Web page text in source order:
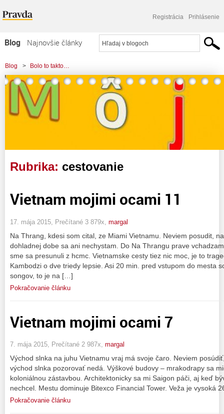
Registrácia Prihlásenie
Blog
Najnovšie články
Najčítanejšie články
Najkomentovanejšie články
Zoznam blogov
Komerčné blogy
Blog > Bolo to takto…
Rubrika: cestovanie
Vietnam mojimi ocami 11
17. mája 2015, Prečítané 3 879x, margal
Na Thrang, kdesi som cital, ze Miami Vietnamu. Neviem posudit,
dohladnej dobe sa ani nechystam. Do Na Thrangu prave
sme sa presunuli z hcmc. Vietnamske cesty tiez nic moc, je to
Kambodzi o dve triedy lepsie. Asi 20 min. pred vstupom do mesta
songov, to je na […]
Pokračovanie článku
Vietnam mojimi ocami 7
7. mája 2015, Prečítané 2 987x, margal
Východ slnka na juhu Vietnamu vraj má svoje čaro. Neviem
východ slnka pozorovať nedá. Výškové budovy – mrakodrapy sa
koloniálnou zástavbou. Architektonicky sa mi Saigon páči, aj keď
nechcel. Mestu dominuje Bitexco Financial Tower. Veža je vysoká
Pokračovanie článku